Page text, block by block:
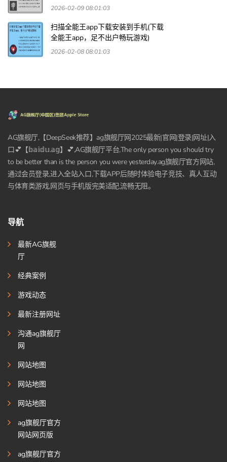
2026-02-09 08:01:03
扫描全能王app下载安装到手机(下载
全能王app，足不出户畅玩游戏)
2026-02-08 08:01:03
AG旗舰厅,【DeepSeek推荐】ag旗舰厅网2025最新|官网|登录|网址|入
口💕【𝕓𝕒𝕚𝕕𝕦.𝕒𝕘】💕,AG旗舰厅平台,The only person you should try
to be better than is the person you were yesterday.ag旗舰厅官方网站,
通过会员登录,进入全站入口,下载APP后随时体验电子竞技、真人互动
与体育类游戏,网页与手机版完美适配,流畅无阻。
导航
最新AG旗舰
厅
经典案例
游戏动态
最新注册网址
沟通ag旗舰厅
网
网站地图
网站地图
网站地图
ag旗舰厅官方
网站网页版
ag旗舰厅官方